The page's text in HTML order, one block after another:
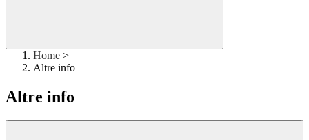
Home >
Altre info
Altre info